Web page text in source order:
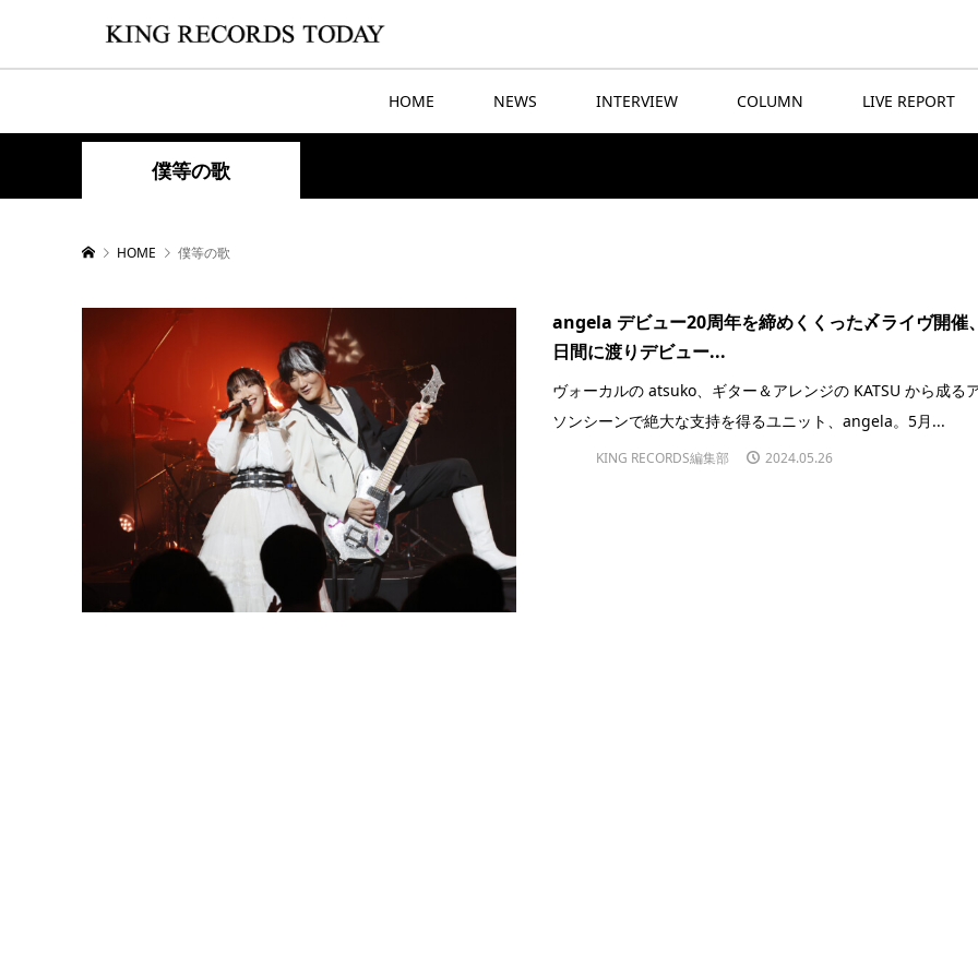
HOME NEWS INTERVIEW COLUMN LIVE REPORT
僕等の歌
HOME 僕等の歌
angela デビュー20周年を締めくくった〆ライヴ開催
日間に渡りデビュー...
ヴォーカルの atsuko、ギター＆アレンジの KATSU から成る
ソンシーンで絶大な支持を得るユニット、angela。5月...
KING RECORDS編集部 2024.05.26